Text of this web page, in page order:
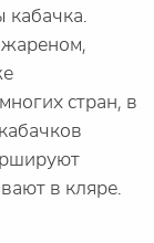
кабачка.
стран, в
в кляре.